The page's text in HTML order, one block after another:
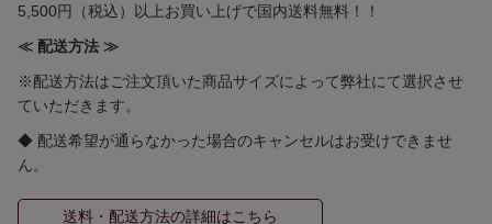
5,500円（税込）以上お買い上げで国内送料無料！！
≪ 配送方法 ≫
※配送方法はご注文頂いた商品サイズによって弊社にて選択させ
ていただきます。
◆ 配送希望が通らなかった場合のキャンセルはお受けできませ
ん。
送料・配送方法の詳細はこちら